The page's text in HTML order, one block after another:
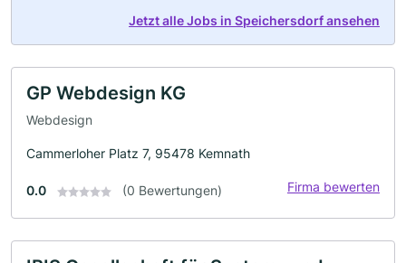
Jetzt alle Jobs in Speichersdorf ansehen
GP Webdesign KG
Webdesign
Cammerloher Platz 7, 95478 Kemnath
0.0 (0 Bewertungen) Firma bewerten